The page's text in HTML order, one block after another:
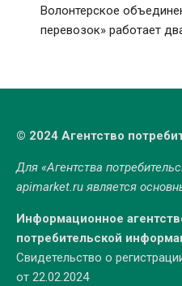
Волонтерское
перевозок» работает
© 2024 Агентство
Для «Агентства
apimarket.ruявляется
Информационное
потребительской
Свидетельство о
от 22.02.2024